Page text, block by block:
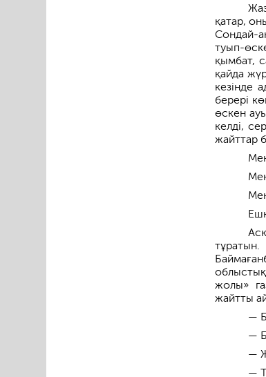
қатар,
Сондай-
туып-
қымбат,
қайда
кезінде
берері
өскен
келді,
жайттар
жолы»
жайтты
—
—
—
—